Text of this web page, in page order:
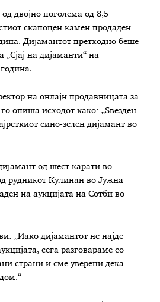
двојно поголема од 8,5
скапоцен камен продаден
Дијамантот претходно беше
на дијаманти“ на
на онлајн продавницата за
опиша исходот како: „Ѕвезден
сино-зелен дијамант во
од шест карати во
рудникот Кулинан во Јужна
на аукцијата на Сотби во
„Иако дијамантот не најде
сега разговараме со
страни и сме уверени дека